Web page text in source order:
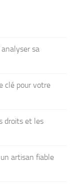
analyser sa
clé pour votre
droits et les
artisan fiable